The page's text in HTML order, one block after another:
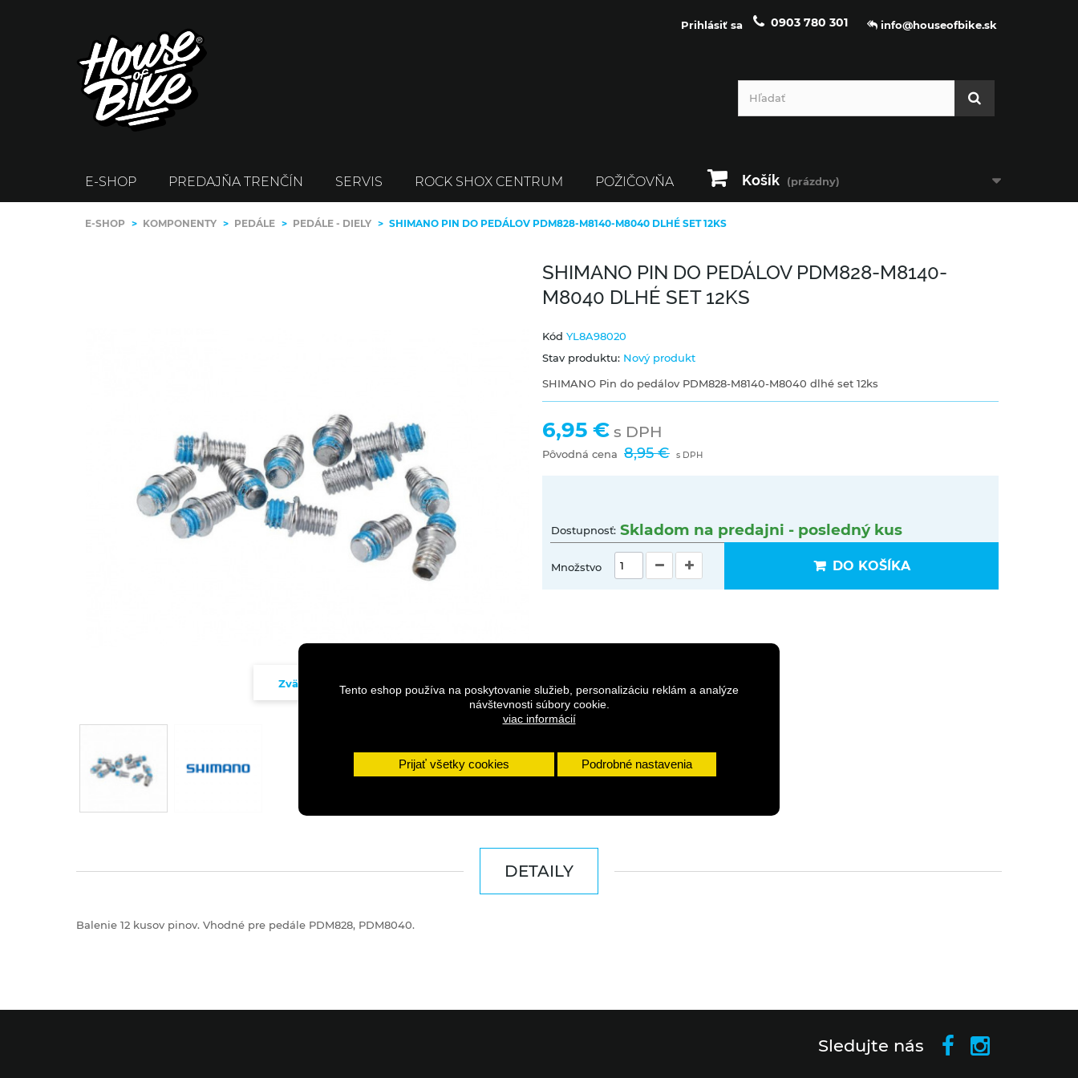
Tento eshop používa na poskytovanie služieb, personalizáciu reklám a analýze
návštevnosti súbory cookie.
viac informácií
Prijať všetky cookies Podrobné nastavenia
info@houseofbike.sk
0903 780 301
Prihlásiť sa
Košík (prázdny)
E-SHOP PREDAJŇA TRENČÍN SERVIS ROCK SHOX CENTRUM POŽIČOVŇA
E-SHOP > KOMPONENTY > PEDÁLE > PEDÁLE - DIELY > SHIMANO PIN DO PEDÁLOV PDM828-M8140-M8040 DLHÉ SET 12KS
Zväčšiť
SHIMANO PIN DO PEDÁLOV PDM828-M8140-
M8040 DLHÉ SET 12KS
Kód YL8A98020
Stav produktu: Nový produkt
SHIMANO Pin do pedálov PDM828-M8140-M8040 dlhé set 12ks
6,95 € s DPH
Pôvodná cena 8,95 € s DPH
Dostupnosť: Skladom na predajni - posledný kus
Množstvo DO KOŠÍKA
DETAILY
Balenie 12 kusov pinov. Vhodné pre pedále PDM828, PDM8040.
Sledujte nás